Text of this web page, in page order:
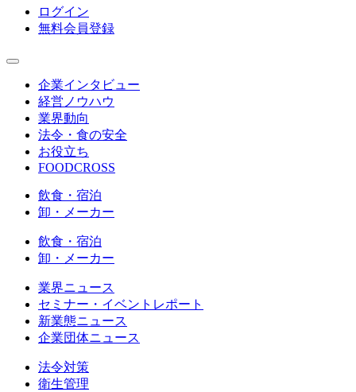
ログイン
無料会員登録
企業インタビュー
経営ノウハウ
業界動向
法令・食の安全
お役立ち
FOODCROSS
飲食・宿泊
卸・メーカー
飲食・宿泊
卸・メーカー
業界ニュース
セミナー・イベントレポート
新業態ニュース
企業団体ニュース
法令対策
衛生管理